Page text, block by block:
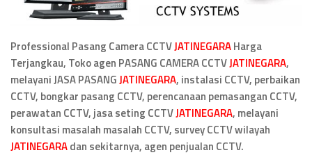
Professional Pasang Camera CCTVJATINEGARAHarga
Terjangkau, Toko agen PASANG CAMERA CCTVJATINEGARA,
melayani JASA PASANGJATINEGARA, instalasi CCTV, perbaikan
CCTV, bongkar pasang CCTV, perencanaan pemasangan CCTV,
perawatan CCTV, jasa seting CCTVJATINEGARA, melayani
konsultasi masalah masalah CCTV, survey CCTV wilayah
JATINEGARAdan sekitarnya, agen penjualan CCTV.